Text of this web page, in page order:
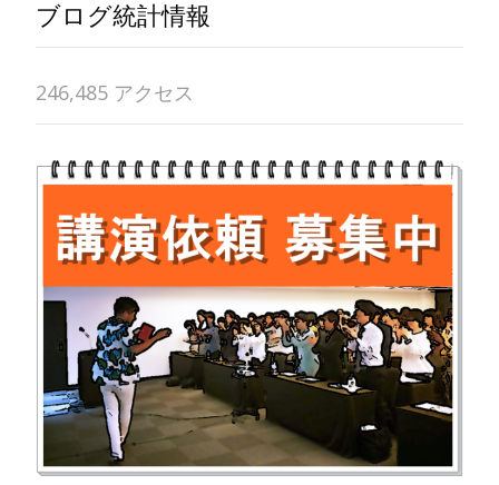
ブログ統計情報
246,485 アクセス